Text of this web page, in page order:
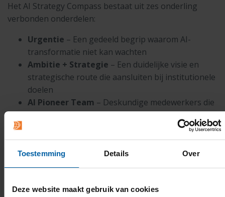
Toestemming Details Over
Deze website maakt gebruik van cookies
Het AI Strategy Compass bestaat uit zes onderling
verbonden onderdelen:
Urgentie – Een gedeeld begrip waarom AI-
transformatie niet kan wachten
Ambitie + Strategie – Een duidelijke visie en
strategische route die aansluiten bij institutionele
doelen
AI Pioneer Team – Deskundige medewerkers die
gemachtigd worden om verandering van
Programmatische aanpak– Gecoördineerde
inspanningen door gestructureerde planning en
management
dialoog tussen alle belanghebbenden